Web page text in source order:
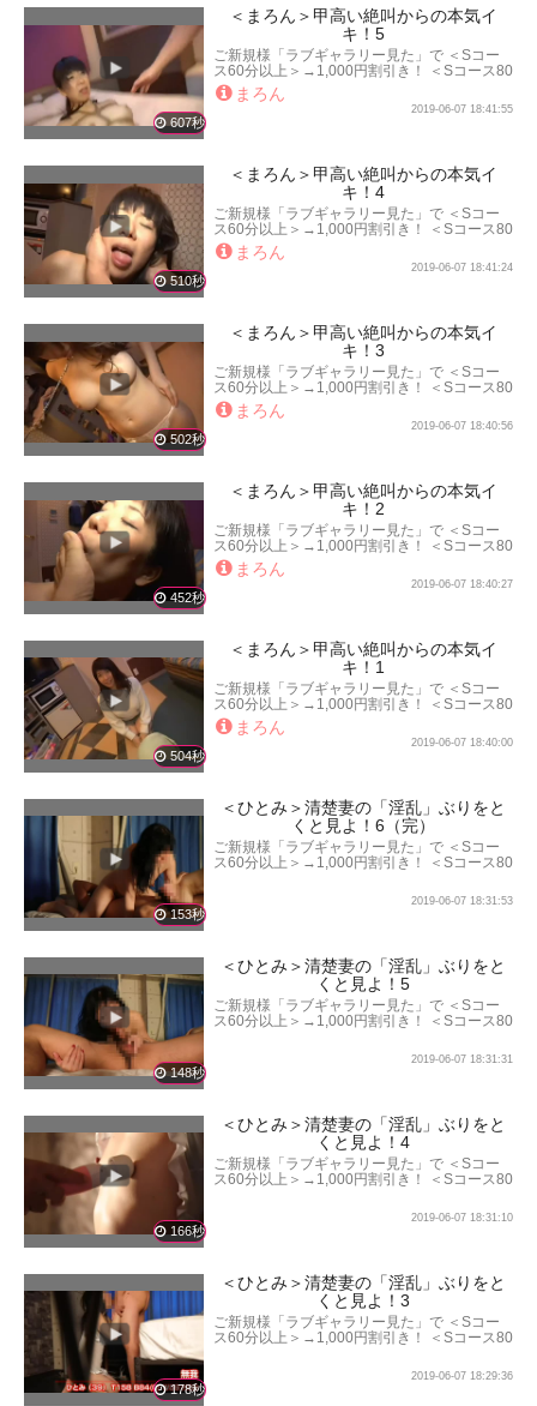
＜まろん＞甲高い絶叫からの本気イ
キ！5
607秒
ご新規様「ラブギャラリー見た」で ＜Sコー
ス60分以上＞→1,000円割引き！ ＜Sコース80
分以上＞→2,000円割引き！ ＜Sコース100分
以上＞→3,000円割引き！ となります。
まろん
2019-06-07 18:41:55
＜まろん＞甲高い絶叫からの本気イ
キ！4
510秒
ご新規様「ラブギャラリー見た」で ＜Sコー
ス60分以上＞→1,000円割引き！ ＜Sコース80
分以上＞→2,000円割引き！ ＜Sコース100分
以上＞→3,000円割引き！ となります。
まろん
2019-06-07 18:41:24
＜まろん＞甲高い絶叫からの本気イ
キ！3
502秒
ご新規様「ラブギャラリー見た」で ＜Sコー
ス60分以上＞→1,000円割引き！ ＜Sコース80
分以上＞→2,000円割引き！ ＜Sコース100分
以上＞→3,000円割引き！ となります。
まろん
2019-06-07 18:40:56
＜まろん＞甲高い絶叫からの本気イ
キ！2
452秒
ご新規様「ラブギャラリー見た」で ＜Sコー
ス60分以上＞→1,000円割引き！ ＜Sコース80
分以上＞→2,000円割引き！ ＜Sコース100分
以上＞→3,000円割引き！ となります。
まろん
2019-06-07 18:40:27
＜まろん＞甲高い絶叫からの本気イ
キ！1
504秒
ご新規様「ラブギャラリー見た」で ＜Sコー
ス60分以上＞→1,000円割引き！ ＜Sコース80
分以上＞→2,000円割引き！ ＜Sコース100分
以上＞→3,000円割引き！ となります。
まろん
2019-06-07 18:40:00
＜ひとみ＞清楚妻の「淫乱」ぶりをと
くと見よ！6（完）
153秒
ご新規様「ラブギャラリー見た」で ＜Sコー
ス60分以上＞→1,000円割引き！ ＜Sコース80
以上＞→3,000円割引き！ となります。
2019-06-07 18:31:53
＜ひとみ＞清楚妻の「淫乱」ぶりをと
くと見よ！5
148秒
ご新規様「ラブギャラリー見た」で ＜Sコー
ス60分以上＞→1,000円割引き！ ＜Sコース80
以上＞→3,000円割引き！ となります。
2019-06-07 18:31:31
＜ひとみ＞清楚妻の「淫乱」ぶりをと
くと見よ！4
166秒
ご新規様「ラブギャラリー見た」で ＜Sコー
ス60分以上＞→1,000円割引き！ ＜Sコース80
以上＞→3,000円割引き！ となります。
2019-06-07 18:31:10
＜ひとみ＞清楚妻の「淫乱」ぶりをと
くと見よ！3
178秒
ご新規様「ラブギャラリー見た」で ＜Sコー
ス60分以上＞→1,000円割引き！ ＜Sコース80
以上＞→3,000円割引き！ となります。
2019-06-07 18:29:36